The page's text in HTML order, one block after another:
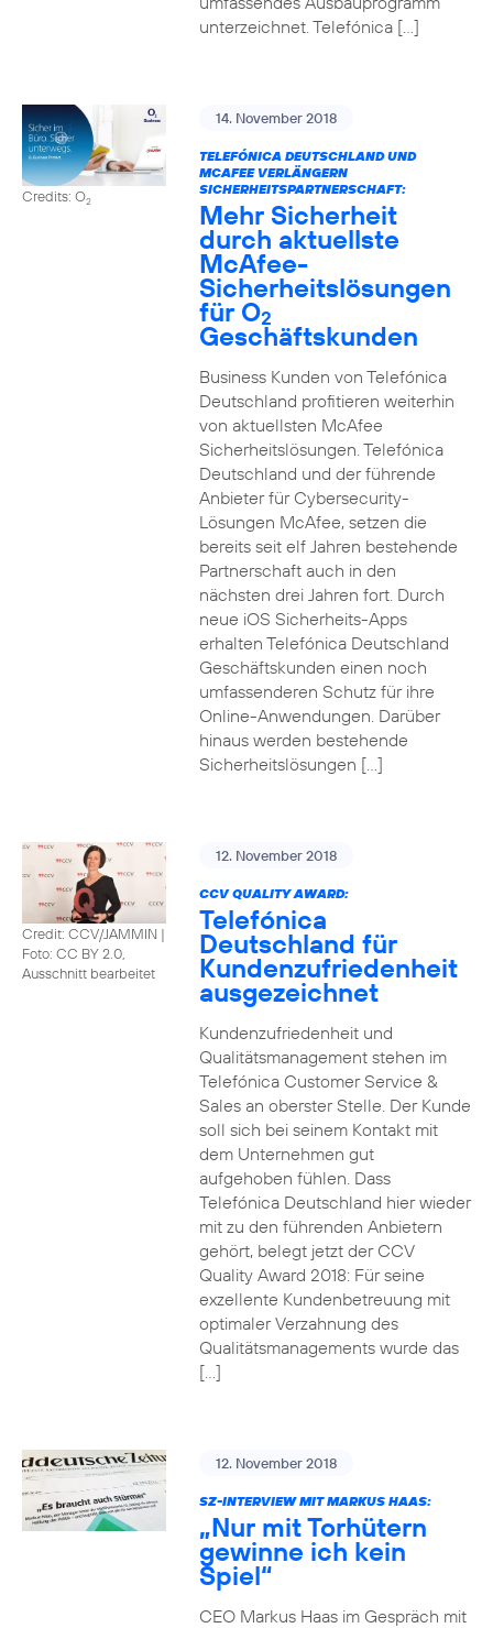
unterzeichnet. Telefónica […]
Credits: O2
14. November 2018
TELEFÓNICA DEUTSCHLAND UND
MCAFEE VERLÄNGERN
SICHERHEITSPARTNERSCHAFT:
Mehr Sicherheit
durch aktuellste
McAfee-
Sicherheitslösungen
für O2
Geschäftskunden
Business Kunden von Telefónica
Deutschland profitieren weiterhin
von aktuellsten McAfee
Sicherheitslösungen. Telefónica
Deutschland und der führende
Anbieter für Cybersecurity-
Lösungen McAfee, setzen die
bereits seit elf Jahren bestehende
Partnerschaft auch in den
nächsten drei Jahren fort. Durch
neue iOS Sicherheits-Apps
erhalten Telefónica Deutschland
Geschäftskunden einen noch
umfassenderen Schutz für ihre
Online-Anwendungen. Darüber
hinaus werden bestehende
Sicherheitslösungen […]
Credit: CCV/JAMMIN |
Foto: CC BY 2.0,
Ausschnitt bearbeitet
12. November 2018
CCV QUALITY AWARD:
Telefónica
Deutschland für
Kundenzufriedenheit
ausgezeichnet
Kundenzufriedenheit und
Qualitätsmanagement stehen im
Telefónica Customer Service &
Sales an oberster Stelle. Der Kunde
soll sich bei seinem Kontakt mit
dem Unternehmen gut
aufgehoben fühlen. Dass
Telefónica Deutschland hier wieder
mit zu den führenden Anbietern
gehört, belegt jetzt der CCV
Quality Award 2018: Für seine
exzellente Kundenbetreuung mit
optimaler Verzahnung des
Qualitätsmanagements wurde das
[…]
12. November 2018
SZ-INTERVIEW MIT MARKUS HAAS:
„Nur mit Torhütern
gewinne ich kein
Spiel“
CEO Markus Haas im Gespräch mit